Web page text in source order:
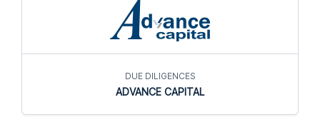
DUE DILIGENCES
ADVANCE CAPITAL